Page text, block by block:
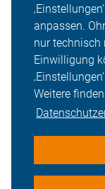
anpassen.
nur technisch
Einwilligung
Weitere
Wir verpflichten
auf den
Auf Anforderung
persönlichen
Sollten trotz
und Aktualität
Unabhängig
bei uns über Sie